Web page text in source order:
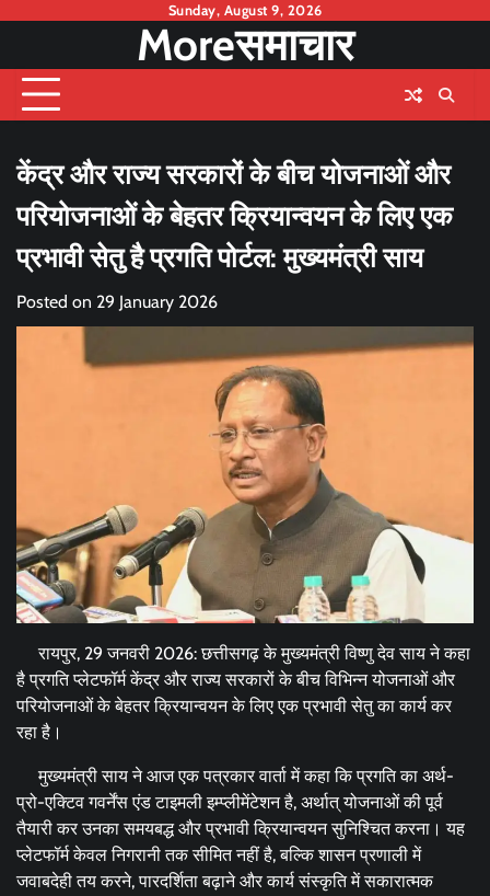
content
Sunday, August 9, 2026
Moreसमाचार
केंद्र और राज्य सरकारों के बीच योजनाओं और
परियोजनाओं के बेहतर क्रियान्वयन के लिए एक
प्रभावी सेतु है प्रगति पोर्टल: मुख्यमंत्री साय
Posted on 29 January 2026
रायपुर, 29 जनवरी 2026: छत्तीसगढ़ के मुख्यमंत्री विष्णु देव साय ने कहा
है प्रगति प्लेटफॉर्म केंद्र और राज्य सरकारों के बीच विभिन्न योजनाओं और
परियोजनाओं के बेहतर क्रियान्वयन के लिए एक प्रभावी सेतु का कार्य कर
रहा है।
मुख्यमंत्री साय ने आज एक पत्रकार वार्ता में कहा कि प्रगति का अर्थ-
प्रो-एक्टिव गवर्नेंस एंड टाइमली इम्प्लीमेंटेशन है, अर्थात् योजनाओं की पूर्व
तैयारी कर उनका समयबद्ध और प्रभावी क्रियान्वयन सुनिश्चित करना। यह
प्लेटफॉर्म केवल निगरानी तक सीमित नहीं है, बल्कि शासन प्रणाली में
जवाबदेही तय करने, पारदर्शिता बढ़ाने और कार्य संस्कृति में सकारात्मक